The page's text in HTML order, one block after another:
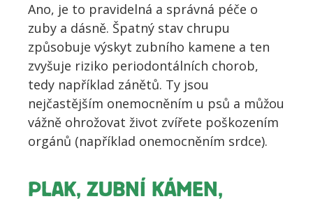
Ano, je to pravidelná a správná péče o
zuby a dásně. Špatný stav chrupu
způsobuje výskyt zubního kamene a ten
zvyšuje riziko periodontálních chorob,
tedy například zánětů. Ty jsou
nejčastějším onemocněním u psů a můžou
vážně ohrožovat život zvířete poškozením
orgánů (například onemocněním srdce).
PLAK, ZUBNÍ KÁMEN,